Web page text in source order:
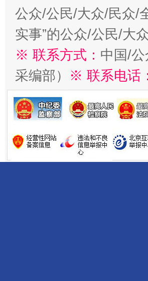
公众/公民/大众/民众/
实事”的公众/公民/大
※ 联系方式： 中国/
采编部） ※ 联系电话：